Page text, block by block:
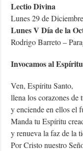
Lectio Divina
Lunes 29 de
Lunes V Día de la
Rodrigo Barreto –
Invocamos al
Ven, Espíritu Santo,
llena los corazones de
y enciende en ellos el
Manda tu Espíritu
y renueva la faz de la
Por Cristo nuestro